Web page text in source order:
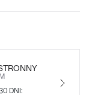
DNI: